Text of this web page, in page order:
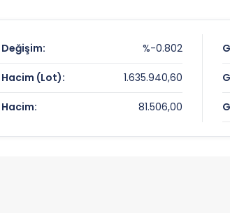
%-0.802
Hacim (Lot): 1.635.940,60
81.506,00